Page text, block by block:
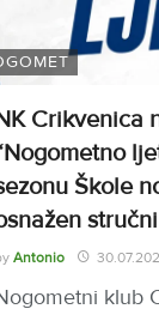
Crikvenica
Škole
Antonio
klub